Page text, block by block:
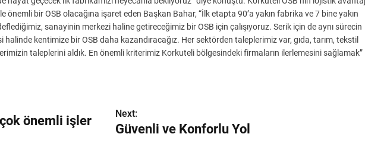
önemli bir OSB olacağına işaret eden Başkan Bahar, “İlk etapta 90’a yakın fabrika ve 7 bine yakın
sanayinin merkezi haline getireceğimiz bir OSB için çalışıyoruz. Serik için de aynı sürecin
kentimize bir OSB daha kazandıracağız. Her sektörden taleplerimiz var, gıda, tarım, tekstil
taleplerini aldık. En önemli kriterimiz Korkuteli bölgesindeki firmaların ilerlemesini sağlamak”
önemli işler
Next:
Güvenli ve Konforlu Yol